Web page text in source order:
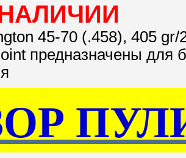
45-70 (.458), 405
предназначены для